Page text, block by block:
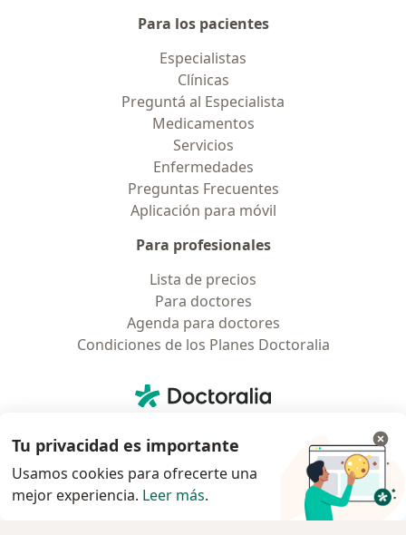
Para los pacientes
Especialistas
Clínicas
Preguntá al Especialista
Medicamentos
Servicios
Enfermedades
Preguntas Frecuentes
Aplicación para móvil
Para profesionales
Lista de precios
Para doctores
Agenda para doctores
Condiciones de los Planes Doctoralia
Doctoralia - Página de inicio
C/ Josep Pla 2 - Building B2, floor 13
08019 Barcelona, Spain
Tu privacidad es importante
Usamos cookies para ofrecerte una
mejor experiencia. Leer más.